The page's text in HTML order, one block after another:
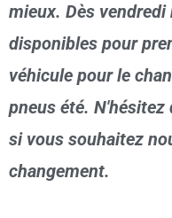
mieux. Dès
disponibles pour
véhicule pour le
pneus été.
si vous souhaitez
changement.